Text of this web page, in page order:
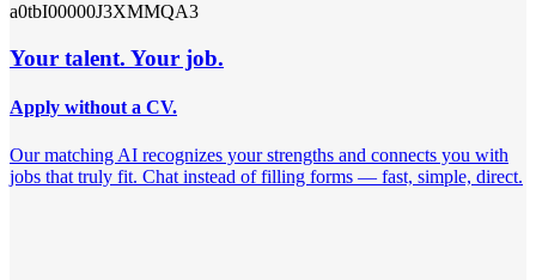
a0tbI00000J3XMMQA3
Your talent. Your job.
Apply without a CV.
Our matching AI recognizes your strengths and connects you with
jobs that truly fit. Chat instead of filling forms — fast, simple, direct.